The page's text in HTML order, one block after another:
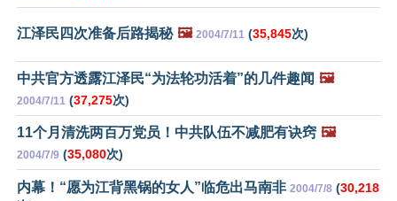
江泽民四次准备后路揭秘 🖼️ 2004/7/11 (35,845次)
中共官方透露江泽民“为法轮功活着”的几件趣闻 🖼️
2004/7/11 (37,275次)
11个月清洗两百万党员！中共队伍不减肥有诀窍 🖼️
2004/7/9 (35,080次)
内幕！“愿为江背黑锅的女人”临危出马南非 2004/7/8 (30,218